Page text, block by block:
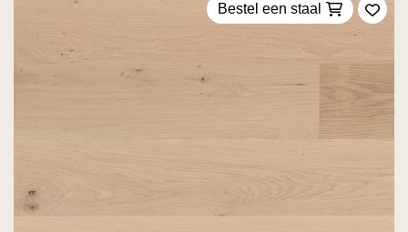
Bestel een staal